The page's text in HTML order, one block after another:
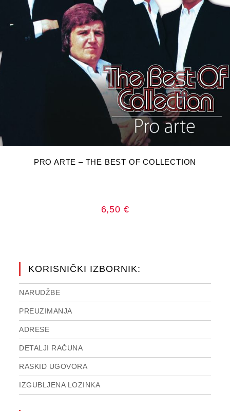
PRO ARTE – THE BEST OF COLLECTION
6,50 €
KORISNIČKI IZBORNIK:
NARUDŽBE
PREUZIMANJA
ADRESE
DETALJI RAČUNA
RASKID UGOVORA
IZGUBLJENA LOZINKA